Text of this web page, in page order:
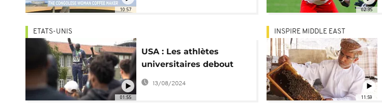
10:57 02:35
01:55
ETATS-UNIS
USA : Les athlètes
universitaires debout
contre les
13/08/2024
11:59
INSPIRE MIDDLE EAST